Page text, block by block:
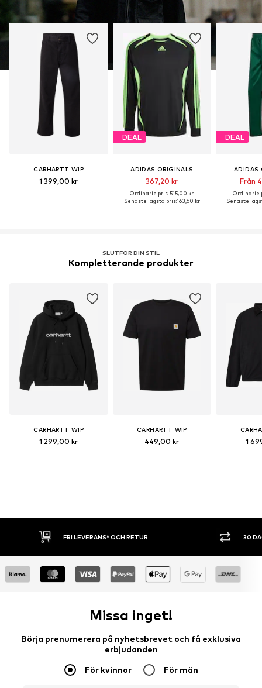
CARHARTT WIP
1 399,00 kr
DEAL
ADIDAS ORIGINALS
367,20 kr
Ordinarie pris: 515,00 kr
Senaste lägsta pris:163,60 kr
DEAL
ADIDAS
Från
Ordinarie
Senaste
SLUTFÖR DIN STIL
Kompletterande produkter
CARHARTT WIP
1 299,00 kr
CARHARTT WIP
449,00 kr 1
30 DAGARS ÖPPET KÖP SHOPPA NU.
Missa inget!
Börja prenumerera på nyhetsbrevet och få exklusiva
erbjudanden
För kvinnor För män